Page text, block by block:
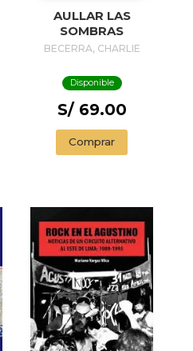
AULLAR LAS
SOMBRAS
BECERRA, CHARLIE
Disponible
S/ 69.00
Comprar